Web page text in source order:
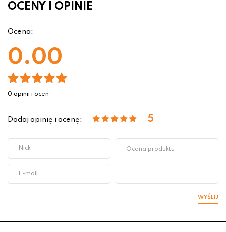
OCENY I OPINIE
Ocena:
0.00
0 opinii i ocen
Dodaj opinię i ocenę: 5
WYŚLIJ